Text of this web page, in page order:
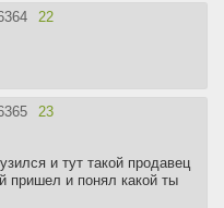
22
23
и тут такой продавец
и понял какой ты